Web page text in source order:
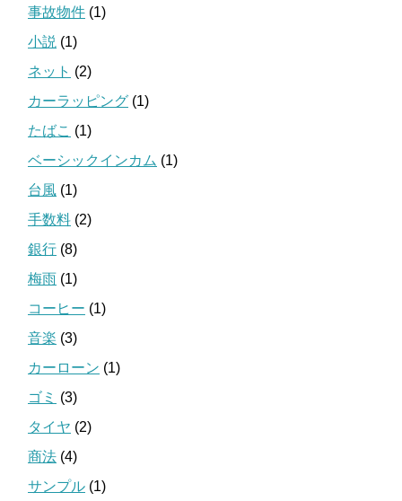
事故物件 (1)
小説 (1)
ネット (2)
カーラッピング (1)
たばこ (1)
ベーシックインカム (1)
台風 (1)
手数料 (2)
銀行 (8)
梅雨 (1)
コーヒー (1)
音楽 (3)
カーローン (1)
ゴミ (3)
タイヤ (2)
商法 (4)
サンプル (1)